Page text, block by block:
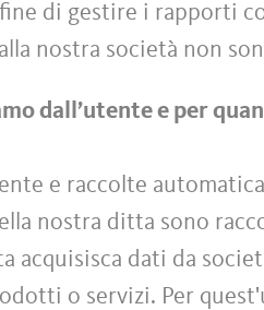
di gestire i rapporti
nostra società non
dall’utente e per
e raccolte
nostra ditta sono
acquisisca dati da
o servizi. Per